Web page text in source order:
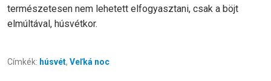
természetesen nem lehetett elfogyasztani, csak a böjt
elmúltával, húsvétkor.
Címkék: húsvét, Veľká noc